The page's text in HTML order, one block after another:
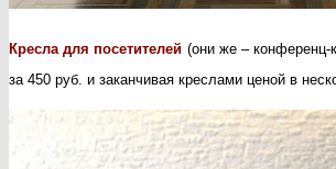
Кресла для посетителей (они же – конференц-
за 450 руб. и заканчивая креслами ценой в